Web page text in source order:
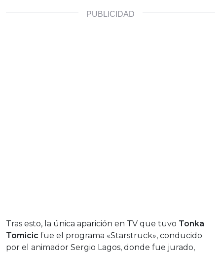
Tras esto, la única aparición en TV que tuvo Tonka
Tomicic fue el programa «Starstruck», conducido
por el animador Sergio Lagos, donde fue jurado,